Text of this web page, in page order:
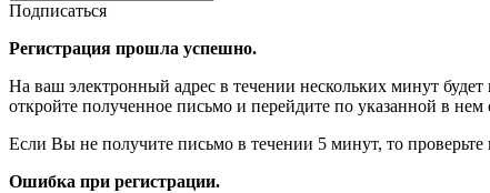
Подписаться
Регистрация прошла успешно.
На ваш электронный адрес в течении нескольких минут
откройте полученное письмо и перейдите по указанной в нем
Если Вы не получите письмо в течении 5 минут, то
Ошибка при регистрации.